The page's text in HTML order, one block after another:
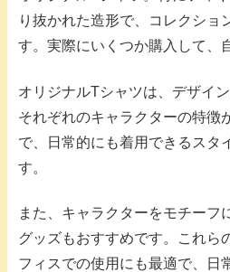
り抜かれた造形で、コレクショ
す。実際にいくつか購入して、
オリジナルTシャツは、デザイ
それぞれのキャラクターの特徴
で、日常的にも着用できるスタ
す。
また、キャラクターをモチーフ
グッズもおすすめです。これら
フィスでの使用にも最適で、日